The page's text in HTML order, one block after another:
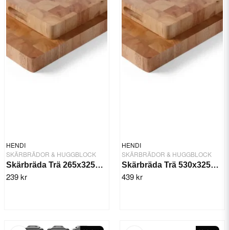
HENDI
SKÄRBRÄDOR & HUGGBLOCK
Skärbräda Trä 265x325x45 mm
239 kr
HENDI
SKÄRBRÄDOR & HUGGBLOCK
Skärbräda Trä 530x325x45 mm
439 kr